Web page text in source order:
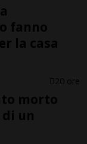
fanno
la casa
20 ore
morto
un